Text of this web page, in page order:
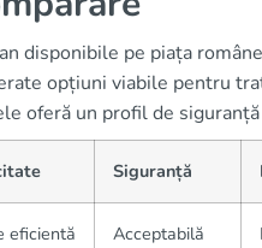
disponibile pe piața
opțiuni viabile pentru
oferă un profil de
Siguranță
eficientă Acceptabilă